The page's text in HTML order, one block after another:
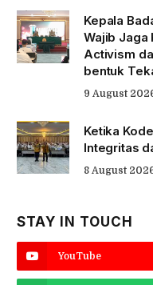
Kepala
Wajib Jaga
Activism
bentuk
9 August
Ketika
Integritas
8 August
STAY IN TOUCH
YouTube